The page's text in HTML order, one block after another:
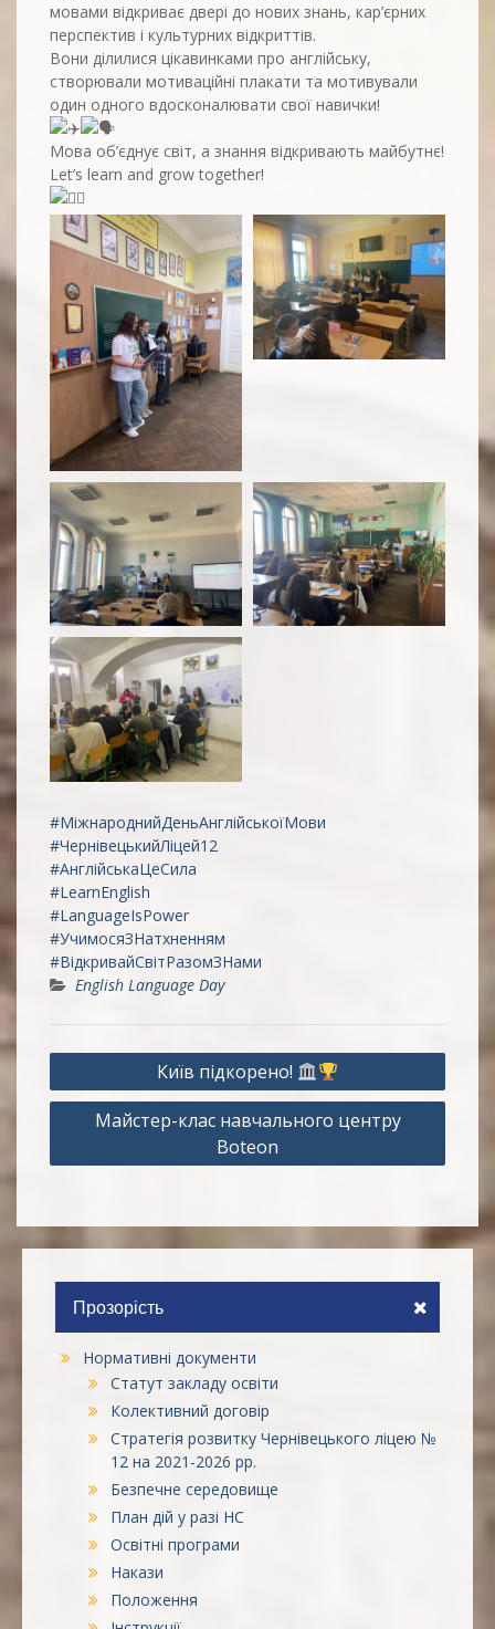
мовами відкриває двері до нових знань, кар’єрних
перспектив і культурних відкриттів.
Вони ділилися цікавинками про англійську,
створювали мотиваційні плакати та мотивували
один одного вдосконалювати свої навички!
Мова об’єднує світ, а знання відкривають майбутнє!
Let’s learn and grow together!
#МіжнароднийДеньАнглійськоїМови
#ЧернівецькийЛіцей12
#АнглійськаЦеСила
#LearnEnglish
#LanguageIsPower
#УчимосяЗНатхненням
#ВідкривайСвітРазомЗНами
English Language Day
Навігація
записів
Київ підкорено!
Майстер-клас навчального центру
Boteon
Прозорість
Нормативні документи
Статут закладу освіти
Колективний договір
Стратегія розвитку Чернівецького ліцею №
12 на 2021-2026 рр.
Безпечне середовище
План дій у разі НС
Освітні програми
Накази
Положення